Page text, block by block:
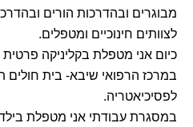
מבוגרים ובהדרכות הורים
לצוותים חינוכיים ומטפלים.
כיום אני מטפלת בקליניקה
במרכז הרפואי שיבא- בית
לפסיכיאטריה.
במסגרת עבודתי אני מטפלת